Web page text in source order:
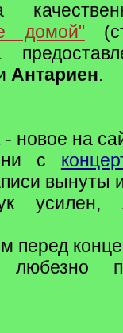
домой"
Антариен.
- новое на
с
вынуты
усилен,
перед
любезно